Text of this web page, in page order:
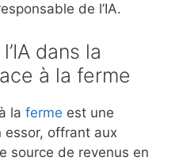
de l’IA.
dans la
à la ferme
la ferme est une
essor, offrant aux
source de revenus en